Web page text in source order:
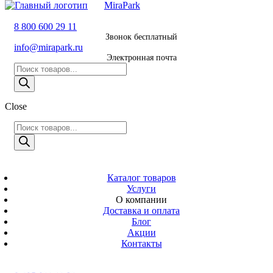
Звонок
бесплатный
8 495 011 11 21
Электронная
Время работы
Москва, ул.
Новослободская
д. 57/65, помещ.
MiraPark
8 800 600 29 11
Звонок бесплатный
info@mirapark.ru
Электронная почта
Поиск
товаров
Close
Поиск
товаров
Каталог товаров
Услуги
О компании
Доставка и оплата
Блог
Акции
Контакты